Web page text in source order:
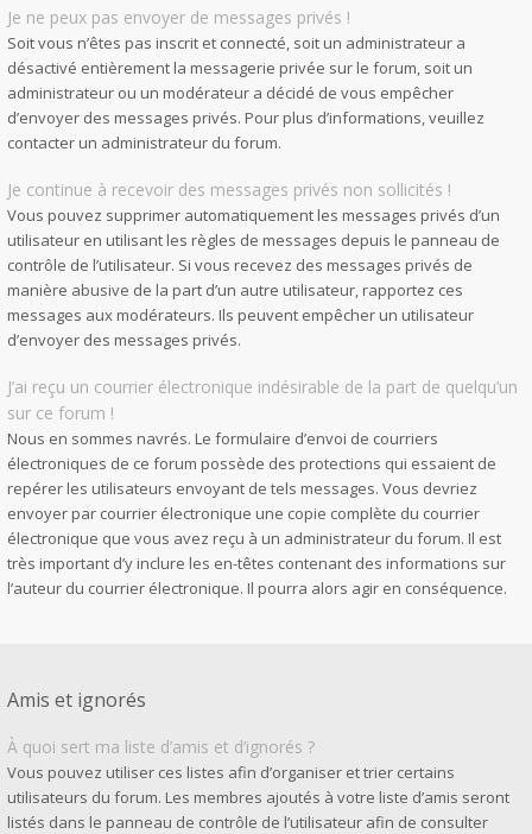
Je ne peux pas envoyer de messages privés !
Soit vous n’êtes pas inscrit et connecté, soit un administrateur a
désactivé entièrement la messagerie privée sur le forum, soit un
administrateur ou un modérateur a décidé de vous empêcher
d’envoyer des messages privés. Pour plus d’informations, veuillez
contacter un administrateur du forum.
Je continue à recevoir des messages privés non sollicités !
Vous pouvez supprimer automatiquement les messages privés d’un
utilisateur en utilisant les règles de messages depuis le panneau de
contrôle de l’utilisateur. Si vous recevez des messages privés de
manière abusive de la part d’un autre utilisateur, rapportez ces
messages aux modérateurs. Ils peuvent empêcher un utilisateur
d’envoyer des messages privés.
J’ai reçu un courrier électronique indésirable de la part de quelqu’un
sur ce forum !
Nous en sommes navrés. Le formulaire d’envoi de courriers
électroniques de ce forum possède des protections qui essaient de
repérer les utilisateurs envoyant de tels messages. Vous devriez
envoyer par courrier électronique une copie complète du courrier
électronique que vous avez reçu à un administrateur du forum. Il est
très important d’y inclure les en-têtes contenant des informations sur
l’auteur du courrier électronique. Il pourra alors agir en conséquence.
Amis et ignorés
À quoi sert ma liste d’amis et d’ignorés ?
Vous pouvez utiliser ces listes afin d’organiser et trier certains
utilisateurs du forum. Les membres ajoutés à votre liste d’amis seront
listés dans le panneau de contrôle de l’utilisateur afin de consulter